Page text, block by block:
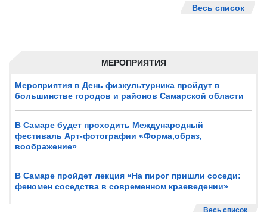
МЕРОПРИЯТИЯ
Мероприятия в День физкультурника пройдут в
большинстве городов и районов Самарской области
В Самаре будет проходить Международный
фестиваль Арт-фотографии «Форма,образ,
воображение»
В Самаре пройдет лекция «На пирог пришли соседи:
феномен соседства в современном краеведении»
Весь список
Весь список